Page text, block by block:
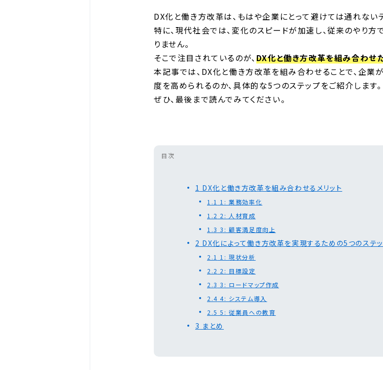
DX化と働き方改革は、もはや企業にとって避けては通れない
特に、現代社会では、変化のスピードが加速し、従来のやり
りません。
そこで注目されているのが、DX化と働き方改革を組み合わせ
本記事では、DX化と働き方改革を組み合わせることで、企業
度を高められるのか、具体的な5つのステップをご紹介します。
ぜひ、最後まで読んでみてください。
目次
1 DX化と働き方改革を組み合わせるメリット
1.1 1: 業務効率化
1.2 2: 人材育成
1.3 3: 顧客満足度向上
2 DX化によって働き方改革を実現するための5つのステ
2.1 1: 現状分析
2.2 2: 目標設定
2.3 3: ロードマップ作成
2.4 4: システム導入
2.5 5: 従業員への教育
3 まとめ